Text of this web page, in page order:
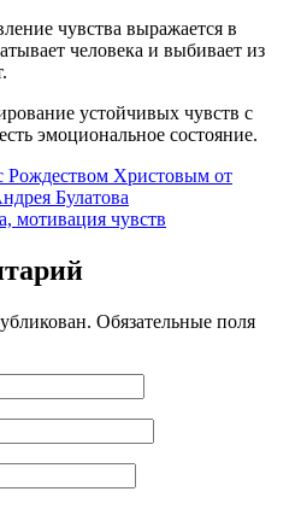
чувства выражается в
человека и выбивает из
устойчивых чувств с
эмоциональное состояние.
Рождеством Христовым от
Булатова
мотивация чувств
Обязательные поля